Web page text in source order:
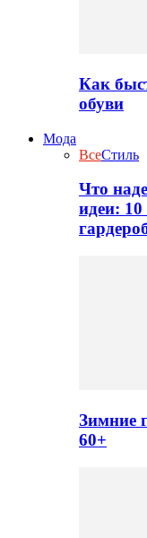
Как
обуви
Мода
ВсеСтиль
Что
идеи:
Зимние
60+